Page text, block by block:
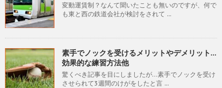
変動運賃制？なんて聞いたことも無いのですが、何で
も東と西の鉄道会社が検討をされて ...
素手でノックを受けるメリットやデメリット…
効果的な練習方法他
驚くべき記事を目にしましたが…素手でノックを受け
させられて3週間のけがをしたと言 ...